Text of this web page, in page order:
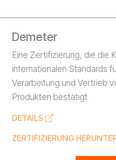
Demeter
Eine Zertifizierung, die die
internationalen Standards
Verarbeitung und Vertrieb
Produkten bestätigt
DETAILS
ZERTIFIZIERUNG